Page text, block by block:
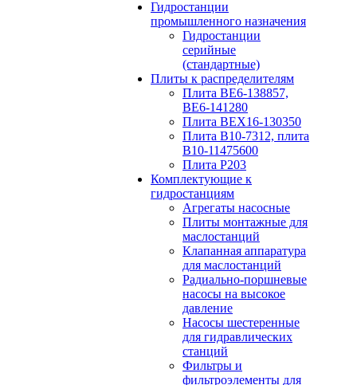
Гидростанции
промышленного назначения
Гидростанции
серийные
(стандартные)
Плиты к распределителям
Плита ВЕ6-138857,
ВЕ6-141280
Плита ВЕХ16-130350
Плита В10-7312, плита
В10-11475600
Плита P203
Комплектующие к
гидростанциям
Агрегаты насосные
Плиты монтажные для
маслостанций
Клапанная аппаратура
для маслостанций
Радиально-поршневые
насосы на высокое
давление
Насосы шестеренные
для гидравлических
станций
Фильтры и
фильтроэлементы для